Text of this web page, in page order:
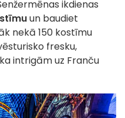
ikdienas
un baudiet
nekā 150 kostīmu
fresku,
intrigām uz Franču